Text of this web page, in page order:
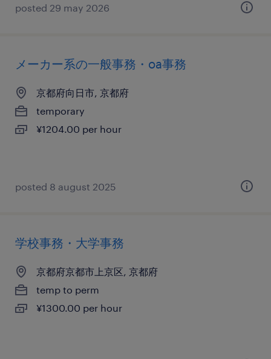
posted 29 may 2026
メーカー系の一般事務・oa事務
京都府向日市, 京都府
temporary
¥1204.00 per hour
posted 8 august 2025
学校事務・大学事務
京都府京都市上京区, 京都府
temp to perm
¥1300.00 per hour